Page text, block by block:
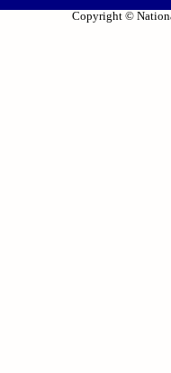
Copyright ©